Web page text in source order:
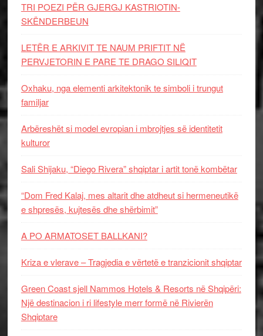
TRI POEZI PËR GJERGJ KASTRIOTIN-
SKËNDERBEUN
LETËR E ARKIVIT TE NAUM PRIFTIT NË
PERVJETORIN E PARE TE DRAGO SILIQIT
Oxhaku, nga elementi arkitektonik te simboli i trungut
familjar
Arbëreshët si model evropian i mbrojtjes së identitetit
kulturor
Sali Shijaku, “Diego Rivera” shqiptar i artit tonë kombëtar
“Dom Fred Kalaj, mes altarit dhe atdheut si hermeneutikë
e shpresës, kujtesës dhe shërbimit”
A PO ARMATOSET BALLKANI?
Kriza e vlerave – Tragjedia e vërtetë e tranzicionit shqiptar
Green Coast sjell Nammos Hotels & Resorts në Shqipëri:
Një destinacion i ri lifestyle merr formë në Rivierën
Shqiptare